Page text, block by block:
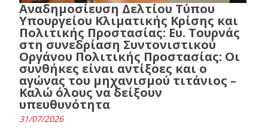
Αναδημοσίευση Δελτίου Τύπου
Υπουργείου Κλιματικής Κρίσης και
Πολιτικής Προστασίας: Ευ. Τουρνάς
στη συνεδρίαση Συντονιστικού
Οργάνου Πολιτικής Προστασίας: Οι
συνθήκες είναι αντίξοες και ο
αγώνας του μηχανισμού τιτάνιος –
Καλώ όλους να δείξουν
υπευθυνότητα
31/07/2026